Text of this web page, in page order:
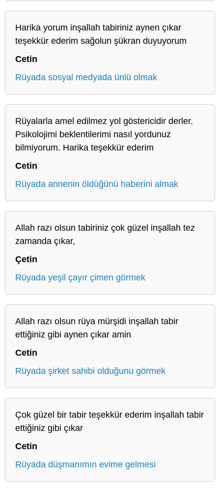
Harika yorum inşallah tabiriniz aynen çıkar
teşekkür ederim sağolun şükran duyuyorum
Cetin
Rüyada sosyal medyada ünlü olmak
Rüyalarla amel edilmez yol göstericidir derler.
Psikolojimi beklentilerimi nasıl yordunuz
bilmiyorum. Harika teşekkür ederim
Cetin
Rüyada annenin öldüğünü haberini almak
Allah razı olsun tabiriniz çok güzel inşallah tez
zamanda çıkar,
Çetin
Rüyada yeşil çayır çimen görmek
Allah razı olsun rüya mürşidi inşallah tabir
ettiğiniz gibi aynen çıkar amin
Cetin
Rüyada şirket sahibi olduğunu görmek
Çok güzel bir tabir teşekkür ederim inşallah tabir
ettiğiniz gibi çıkar
Cetin
Rüyada düşmanımın evime gelmesi